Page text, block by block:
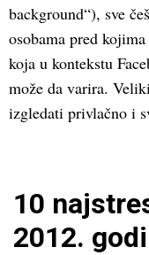
background“), sve
osobama pred
koja u kontekstu
može da varira.
izgledati privlačno i
10
2012.